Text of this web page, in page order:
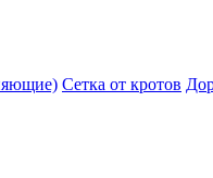
Сетка от кротов